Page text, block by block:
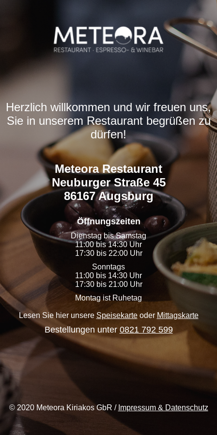
Herzlich willkommen und wir freuen uns,
Sie in unserem Restaurant begrüßen zu
dürfen!
Meteora Restaurant
Neuburger Straße 45
86167 Augsburg
Öffnungszeiten
Dienstag bis Samstag
11:00 bis 14:30 Uhr
17:30 bis 22:00 Uhr
Sonntags
11:00 bis 14:30 Uhr
17:30 bis 21:00 Uhr
Montag ist Ruhetag
Lesen Sie hier unsere Speisekarteoder Mittagskarte
Bestellungen unter 0821 792 599
© 2020 Meteora Kiriakos GbR / Impressum & Datenschutz